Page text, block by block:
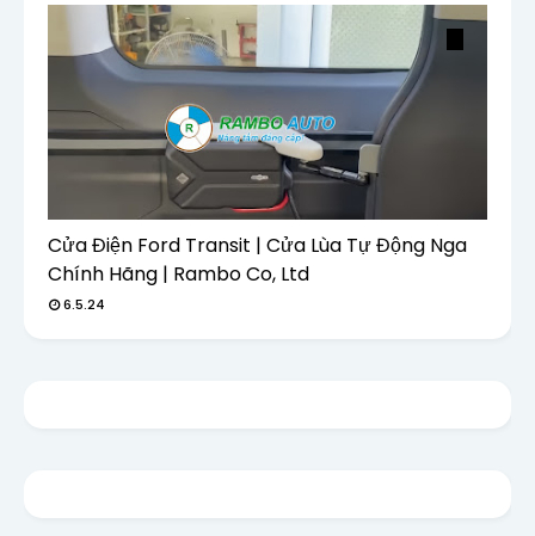
Cửa Điện Ford Transit | Cửa Lùa Tự Động Nga
Chính Hãng | Rambo Co, Ltd
6.5.24